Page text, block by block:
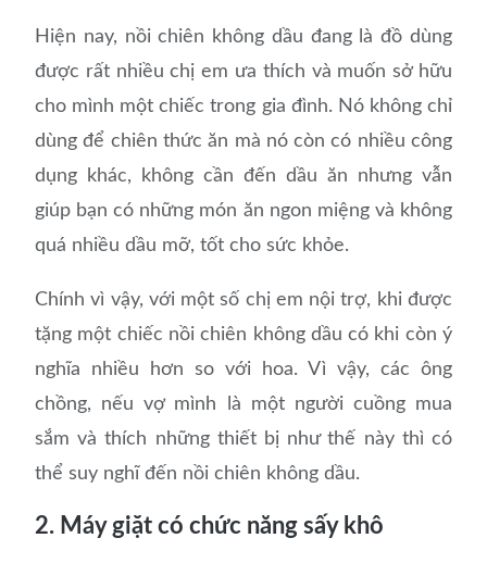
Hiện nay, nồi chiên không dầu đang là đồ dùng
được rất nhiều chị em ưa thích và muốn sở hữu
cho mình một chiếc trong gia đình. Nó không chỉ
dùng để chiên thức ăn mà nó còn có nhiều công
dụng khác, không cần đến dầu ăn nhưng vẫn
giúp bạn có những món ăn ngon miệng và không
quá nhiều dầu mỡ, tốt cho sức khỏe.
Chính vì vậy, với một số chị em nội trợ, khi được
tặng một chiếc nồi chiên không dầu có khi còn ý
nghĩa nhiều hơn so với hoa. Vì vậy, các ông
chồng, nếu vợ mình là một người cuồng mua
sắm và thích những thiết bị như thế này thì có
thể suy nghĩ đến nồi chiên không dầu.
2. Máy giặt có chức năng sấy khô